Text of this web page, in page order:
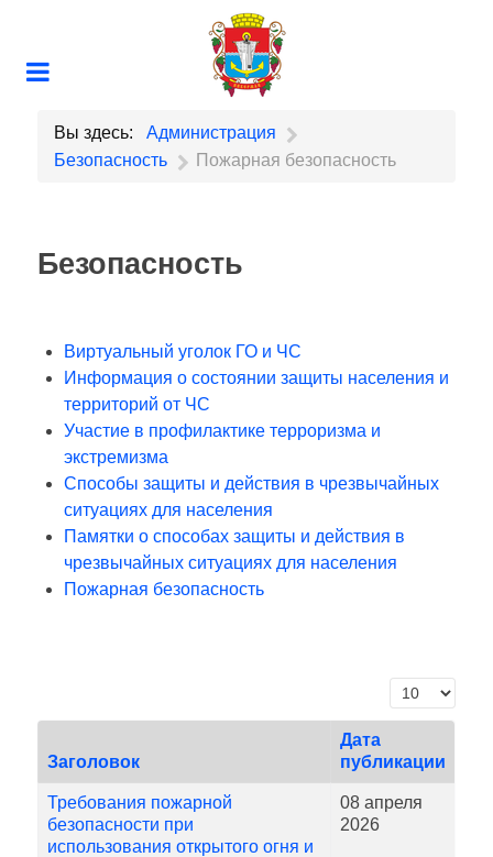
Вы здесь:
Администрация
Безопасность
Пожарная безопасность
Безопасность
Виртуальный уголок ГО и ЧС
Информация о состоянии защиты населения и
территорий от ЧС
Участие в профилактике терроризма и
экстремизма
Способы защиты и действия в чрезвычайных
ситуациях для населения
Памятки о способах защиты и действия в
чрезвычайных ситуациях для населения
Пожарная безопасность
Кол-во
Заголовок
Дата
публикации
Требования пожарной
безопасности при
использования открытого огня и
08 апреля
2026